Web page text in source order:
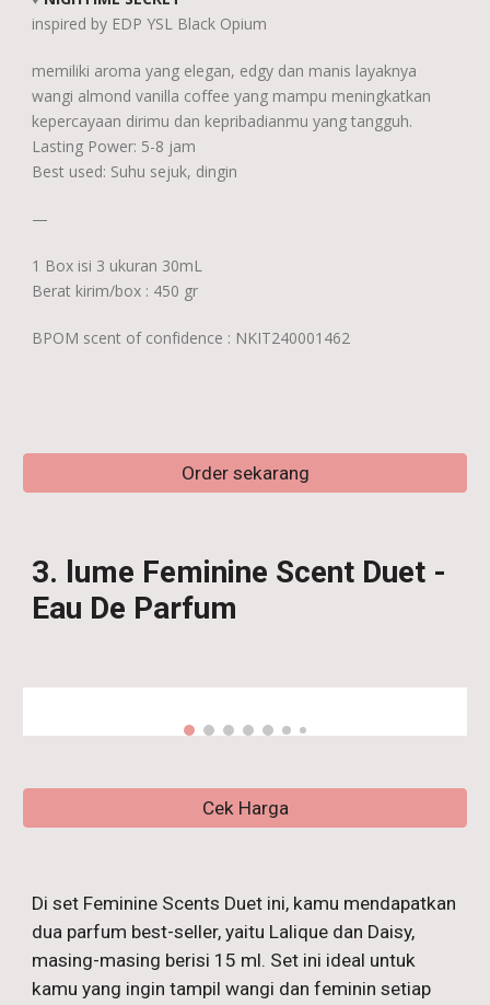
inspired by EDP YSL Black Opium
memiliki aroma yang elegan, edgy dan manis layaknya
wangi almond vanilla coffee yang mampu meningkatkan
kepercayaan dirimu dan kepribadianmu yang tangguh.
Lasting Power: 5-8 jam
Best used: Suhu sejuk, dingin
—
1 Box isi 3 ukuran 30mL
Berat kirim/box : 450 gr
BPOM scent of confidence : NKIT240001462
Order sekarang
3. lume Feminine Scent Duet -
Eau De Parfum
Cek Harga
Di set Feminine Scents Duet ini, kamu mendapatkan
dua parfum best-seller, yaitu Lalique dan Daisy,
masing-masing berisi 15 ml. Set ini ideal untuk
kamu yang ingin tampil wangi dan feminin setiap